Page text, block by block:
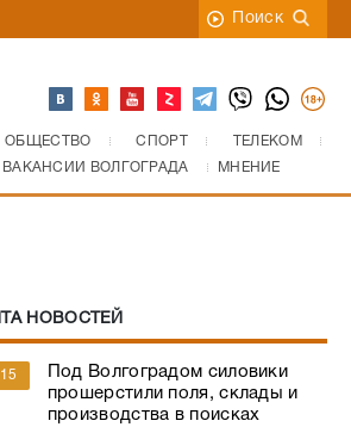
Поиск
ОБЩЕСТВО СПОРТ
ТЕЛЕКОМ
ВАКАНСИИ ВОЛГОГРАДА МНЕНИЕ
НОВОСТЕЙ
Под Волгоградом силовики
прошерстили поля, склады и
производства в поисках